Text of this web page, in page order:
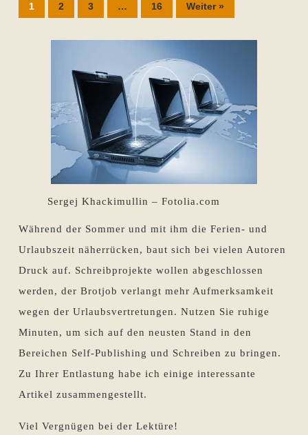
1 2 3 … 16 Weiter »
Sergej Khackimullin – Fotolia.com
Während der Sommer und mit ihm die Ferien- und
Urlaubszeit näherrücken, baut sich bei vielen Autoren
Druck auf. Schreibprojekte wollen abgeschlossen
werden, der Brotjob verlangt mehr Aufmerksamkeit
wegen der Urlaubsvertretungen. Nutzen Sie ruhige
Minuten, um sich auf den neusten Stand in den
Bereichen Self-Publishing und Schreiben zu bringen.
Zu Ihrer Entlastung habe ich einige interessante
Artikel zusammengestellt.
Viel Vergnügen bei der Lektüre!